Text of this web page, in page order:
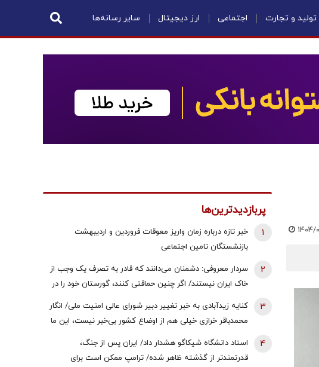
تولید و تجارت اجتماعی ارز دیجیتال سایر رسانه‌ها
۰۱:۳۲
پربازدیدترین‌ها
خبر تازه درباره زمان واریز معوقات فروردین و اردیبهشت
بازنشستگان تامین اجتماعی
1
سردار معروفی: دشمنان می‌دانند که قادر به تصرف یک وجب از
خاک ایران نیستند/ اگر چنین حماقتی کنند، گورستان خود را در
امکان‌پذیر نیست
2
کنایه زیدآبادی به خبر تغییر دبیر شورای عالی امنیت ملی/ انگار
محمدباقر خرازی خیلی هم از اوضاع کشور بی‌خبر نیست، این ما
هستیم که بی‌خبریم
3
استاد دانشگاه شیکاگو هشدار داد/ ایران پس از جنگ،
قدرتمندتر از گذشته ظاهر شده/ ترامپ ممکن است برای
4